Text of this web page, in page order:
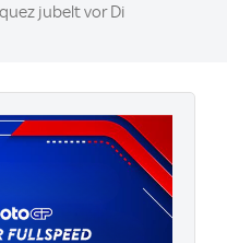
jubelt vor Di